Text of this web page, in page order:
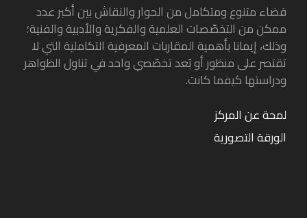
فضاء متنوع ومتكامل من الحوار والنقاش بين أكبر عدد
ممكن من التخصّصات العلمية والفكرية والأدبية والفنية؛
وذلك، إيمانا بأهمية المقاربات المعرفية التكاملية التي لا
تقتصر على منظور أو بُعد تخصّصي واحد في تناول الظواهر
ودراستها كيفما كانت.
لمحة عن المركز
الورقة التصورية